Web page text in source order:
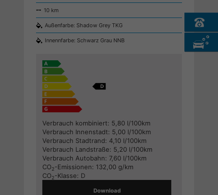
10 km
Außenfarbe: Shadow Grey TKG
Innennfarbe: Schwarz Grau NNB
Verbrauch kombiniert: 5,80 l/100km
Verbrauch Innenstadt: 5,00 l/100km
Verbrauch Stadtrand: 4,10 l/100km
Verbrauch Landstraße: 5,20 l/100km
Verbrauch Autobahn: 7,60 l/100km
CO2-Emissionen: 132,00 g/km
CO2-Klasse: D
Download